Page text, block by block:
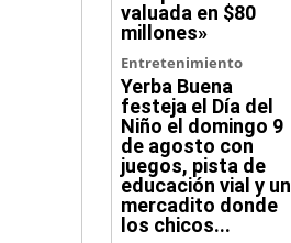
valuada en $80
millones»
Entretenimiento
Yerba Buena
festeja el Día del
Niño el domingo 9
de agosto con
juegos, pista de
educación vial y un
mercadito donde
los chicos...